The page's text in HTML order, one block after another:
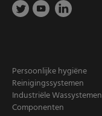
Persoonlijke hygiëne
Reinigingssystemen
Industriële Wassystemen
Componenten